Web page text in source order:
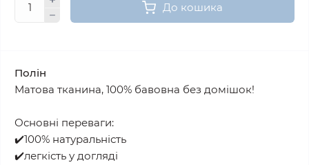
До кошика
Полін
Матова тканина, 100% бавовна без домішок!
Основні переваги:
✔️100% натуральність
✔️легкість у догляді